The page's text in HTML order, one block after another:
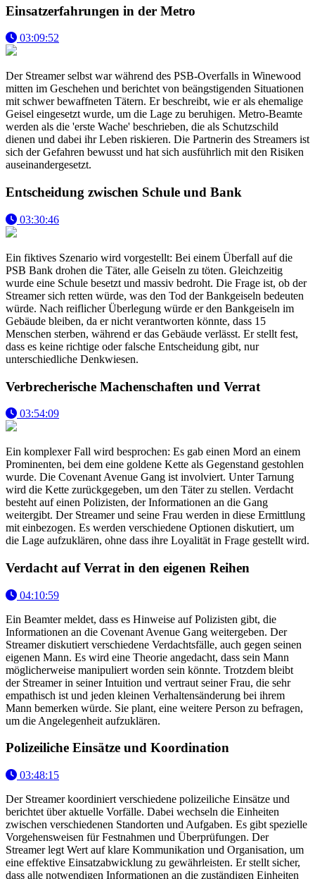
Einsatzerfahrungen in der Metro
03:09:52
Der Streamer selbst war während des PSB-Overfalls in Winewood
mitten im Geschehen und berichtet von beängstigenden Situationen
mit schwer bewaffneten Tätern. Er beschreibt, wie er als ehemalige
Geisel eingesetzt wurde, um die Lage zu beruhigen. Metro-Beamte
werden als die 'erste Wache' beschrieben, die als Schutzschild
dienen und dabei ihr Leben riskieren. Die Partnerin des Streamers ist
sich der Gefahren bewusst und hat sich ausführlich mit den Risiken
auseinandergesetzt.
Entscheidung zwischen Schule und Bank
03:30:46
Ein fiktives Szenario wird vorgestellt: Bei einem Überfall auf die
PSB Bank drohen die Täter, alle Geiseln zu töten. Gleichzeitig
wurde eine Schule besetzt und massiv bedroht. Die Frage ist, ob der
Streamer sich retten würde, was den Tod der Bankgeiseln bedeuten
würde. Nach reiflicher Überlegung würde er den Bankgeiseln im
Gebäude bleiben, da er nicht verantworten könnte, dass 15
Menschen sterben, während er das Gebäude verlässt. Er stellt fest,
dass es keine richtige oder falsche Entscheidung gibt, nur
unterschiedliche Denkwiesen.
Verbrecherische Machenschaften und Verrat
03:54:09
Ein komplexer Fall wird besprochen: Es gab einen Mord an einem
Prominenten, bei dem eine goldene Kette als Gegenstand gestohlen
wurde. Die Covenant Avenue Gang ist involviert. Unter Tarnung
wird die Kette zurückgegeben, um den Täter zu stellen. Verdacht
besteht auf einen Polizisten, der Informationen an die Gang
weitergibt. Der Streamer und seine Frau werden in diese Ermittlung
mit einbezogen. Es werden verschiedene Optionen diskutiert, um
die Lage aufzuklären, ohne dass ihre Loyalität in Frage gestellt wird.
Verdacht auf Verrat in den eigenen Reihen
04:10:59
Ein Beamter meldet, dass es Hinweise auf Polizisten gibt, die
Informationen an die Covenant Avenue Gang weitergeben. Der
Streamer diskutiert verschiedene Verdachtsfälle, auch gegen seinen
eigenen Mann. Es wird eine Theorie angedacht, dass sein Mann
möglicherweise manipuliert worden sein könnte. Trotzdem bleibt
der Streamer in seiner Intuition und vertraut seiner Frau, die sehr
empathisch ist und jeden kleinen Verhaltensänderung bei ihrem
Mann bemerken würde. Sie plant, eine weitere Person zu befragen,
um die Angelegenheit aufzuklären.
Polizeiliche Einsätze und Koordination
03:48:15
Der Streamer koordiniert verschiedene polizeiliche Einsätze und
berichtet über aktuelle Vorfälle. Dabei wechseln die Einheiten
zwischen verschiedenen Standorten und Aufgaben. Es gibt spezielle
Vorgehensweisen für Festnahmen und Überprüfungen. Der
Streamer legt Wert auf klare Kommunikation und Organisation, um
eine effektive Einsatzabwicklung zu gewährleisten. Er stellt sicher,
dass alle notwendigen Informationen an die zuständigen Einheiten